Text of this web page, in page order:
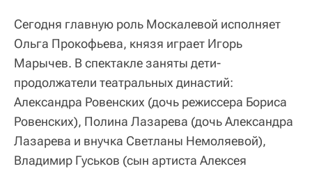
Сегодня главную роль Москалевой исполняет
Ольга Прокофьева, князя играет Игорь
Марычев. В спектакле заняты дети-
продолжатели театральных династий:
Александра Ровенских (дочь режиссера Бориса
Ровенских), Полина Лазарева (дочь Александра
Лазарева и внучка Светланы Немоляевой),
Владимир Гуськов (сын артиста Алексея